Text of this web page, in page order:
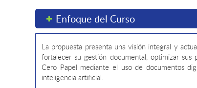
Enfoque del Curso
La propuesta presenta una visión integral y
fortalecer su gestión documental, optimizar sus
Cero Papel mediante el uso de documentos
inteligencia artificial.